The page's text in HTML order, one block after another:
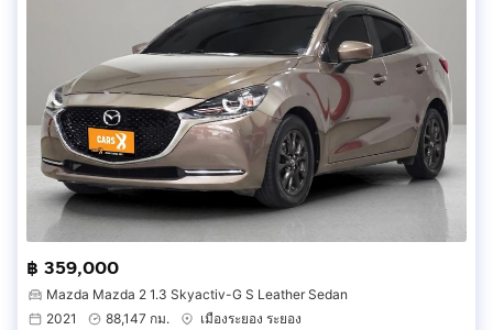
฿ 359,000
Mazda Mazda 2 1.3 Skyactiv-G S Leather Sedan
2021
88,147 กม.
เมืองระยอง ระยอง